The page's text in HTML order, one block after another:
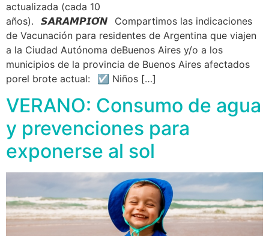
actualizada (cada 10
años).⠀𝙎𝘼𝙍𝘼𝙈𝙋𝙄𝙊́𝙉⠀Compartimos las indicaciones
de Vacunación para residentes de Argentina que viajen
a la Ciudad Autónoma deBuenos Aires y/o a los
municipios de la provincia de Buenos Aires afectados
porel brote actual:⠀☑ Niños […]
VERANO: Consumo de agua
y prevenciones para
exponerse al sol